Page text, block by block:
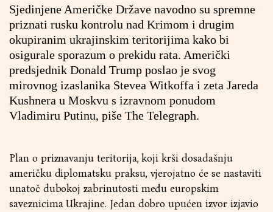
Sjedinjene Američke Države navodno su spremne
priznati rusku kontrolu nad Krimom i drugim
okupiranim ukrajinskim teritorijima kako bi
osigurale sporazum o prekidu rata. Američki
predsjednik Donald Trump poslao je svog
mirovnog izaslanika Stevea Witkoffa i zeta Jareda
Kushnera u Moskvu s izravnom ponudom
Vladimiru Putinu, piše The Telegraph.
Plan o priznavanju teritorija, koji krši dosadašnju
američku diplomatsku praksu, vjerojatno će se nastaviti
unatoč dubokoj zabrinutosti među europskim
saveznicima Ukrajine. Jedan dobro upućen izvor izjavio